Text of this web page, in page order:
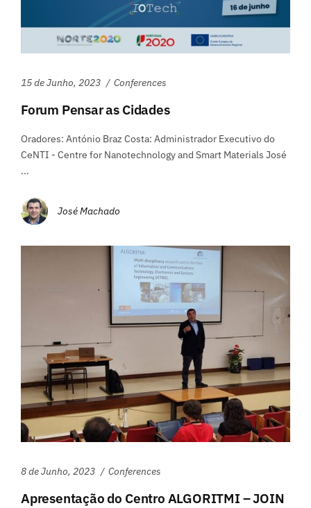
15 de Junho, 2023 Conferences
Forum Pensar as Cidades
Oradores: António Braz Costa: Administrador Executivo do
CeNTI - Centre for Nanotechnology and Smart Materials José
...
José Machado
8 de Junho, 2023 Conferences
Apresentação do Centro ALGORITMI – JOIN